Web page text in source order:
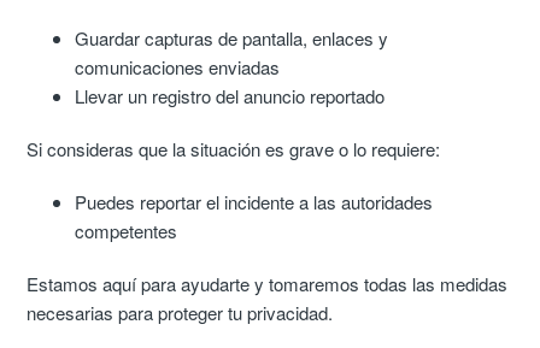
Guardar capturas de pantalla, enlaces y
comunicaciones enviadas
Llevar un registro del anuncio reportado
Si consideras que la situación es grave o lo requiere:
Puedes reportar el incidente a las autoridades
competentes
Estamos aquí para ayudarte y tomaremos todas las medidas
necesarias para proteger tu privacidad.